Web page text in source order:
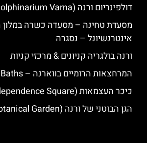
דולפינריום ורנה (Dolphinarium Varna)
מסעדת טחינה – מסעדה כשרה במלון
אינטרנשיונל – נסגרה
ורנה בולגריה קניונים & מרכזי קניות
המרחצאות הרומיים בווארנה – Roman Baths
כיכר העצמאות (Independence Square) של ורנה
הגן הבוטני של ורנה (Varna Botanical Garden)